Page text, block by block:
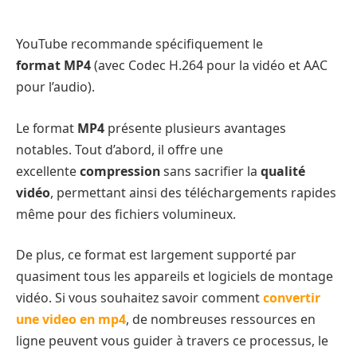
YouTube recommande spécifiquement le
format MP4(avec Codec H.264 pour la vidéo et AAC
pour l’audio).
Le format MP4 présente plusieurs avantages
notables. Tout d’abord, il offre une
excellentecompressionsans sacrifier la qualité
vidéo, permettant ainsi des téléchargements rapides
même pour des fichiers volumineux.
De plus, ce format est largement supporté par
quasiment tous les appareils et logiciels de montage
vidéo. Si vous souhaitez savoir commentconvertir
une video en mp4, de nombreuses ressources en
ligne peuvent vous guider à travers ce processus, le